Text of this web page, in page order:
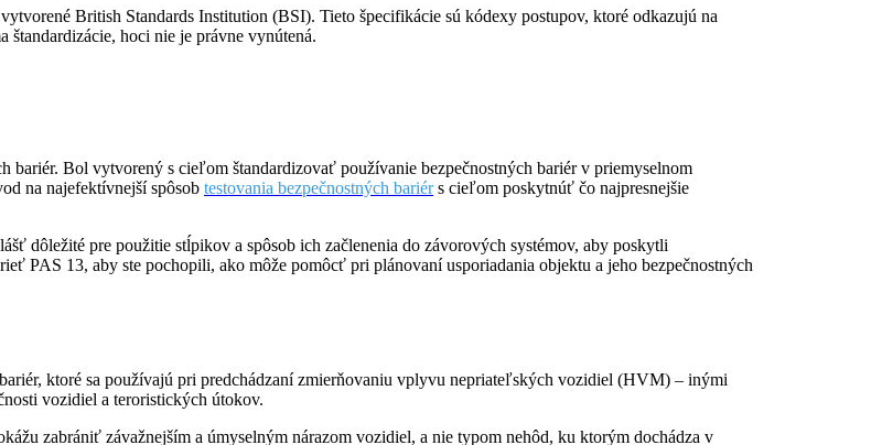
British Standards Institution (BSI). Tieto špecifikácie sú kódexy postupov, ktoré odkazujú na
štandardizácie, hoci nie je právne vynútená.
bariér. Bol vytvorený s cieľom štandardizovať používanie bezpečnostných bariér v priemyselnom
na najefektívnejší spôsob testovania bezpečnostných bariérs cieľom poskytnúť čo najpresnejšie
dôležité pre použitie stĺpikov a spôsob ich začlenenia do závorových systémov, aby poskytli
PAS 13, aby ste pochopili, ako môže pomôcť pri plánovaní usporiadania objektu a jeho bezpečnostných
ktoré sa používajú pri predchádzaní zmierňovaniu vplyvu nepriateľských vozidiel (HVM) – inými
vozidiel a teroristických útokov.
zabrániť závažnejším a úmyselným nárazom vozidiel, a nie typom nehôd, ku ktorým dochádza v